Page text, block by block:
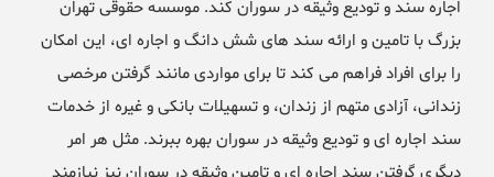
اجاره سند و تودیع وثیقه در سوران کند. موسسه حقوقی تهران
بزرگ با تامین و ارائه سند های شش دانگ و اجاره ای، این امکان
را برای افراد فراهم می کند تا برای مواردی مانند گرفتن مرخصی
زندانی، آزادی متهم از زندان، و تسهیلات بانکی و غیره از خدمات
سند اجاره ای و تودیع وثیقه در سوران بهره ببرند. مثل هر امر